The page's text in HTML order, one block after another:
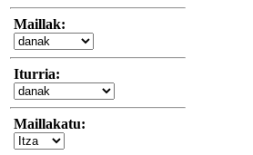
Maillak:
Iturria:
Maillakatu: